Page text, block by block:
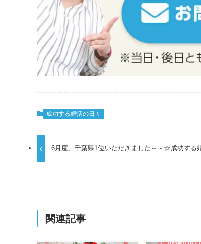
成功する婚活の日々
6月度、千葉県1位いただきました～～☆成功する
関連記事